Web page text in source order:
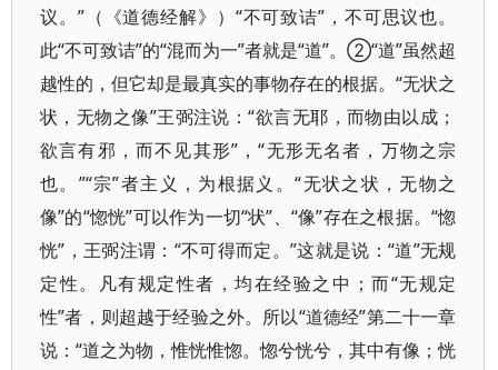
议。”（《道德经解》）“不可致诘”，不可思议也。
此“不可致诘”的“混而为一”者就是“道”。②“道”虽然超
越性的，但它却是最真实的事物存在的根据。“无状之
状，无物之像”王弼注说：“欲言无耶，而物由以成；
欲言有邪，而不见其形”，“无形无名者，万物之宗
也。”“宗”者主义，为根据义。“无状之状，无物之
像”的“惚恍”可以作为一切“状”、“像”存在之根据。“惚
恍”，王弼注谓：“不可得而定。”这就是说：“道”无规
定性。凡有规定性者，均在经验之中；而“无规定
性”者，则超越于经验之外。所以“道德经”第二十一章
说：“道之为物，惟恍惟惚。惚兮恍兮，其中有像；恍